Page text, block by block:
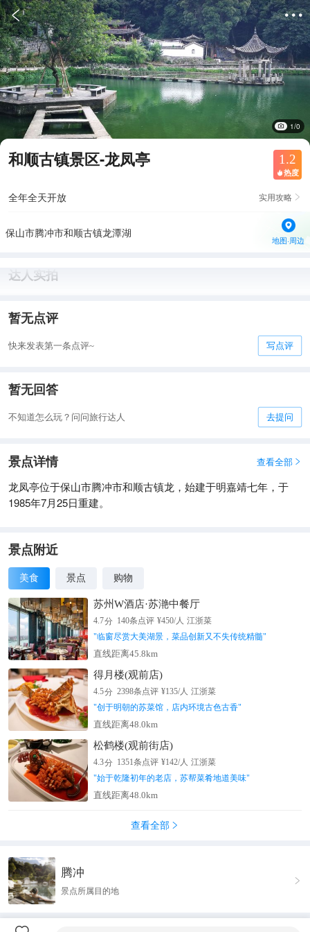
 
1/0
和顺古镇景区-龙凤亭 1.2
 热度
全年全天开放 实用攻略 
保山市腾冲市和顺古镇龙潭湖
地图·周边
达人实拍
暂无点评
快来发表第一条点评~ 写点评
暂无回答
不知道怎么玩？问问旅行达人 去提问
景点详情 查看全部 
龙凤亭位于保山市腾冲市和顺古镇龙，始建于明嘉靖七年，于
1985年7月25日重建。
景点附近
美食 景点 购物
苏州W酒店·苏滟中餐厅
4.7分 140条点评 ¥450/人 江浙菜
"临窗尽赏大美湖景，菜品创新又不失传统精髓"
直线距离45.8km
得月楼(观前店)
4.5分 2398条点评 ¥135/人 江浙菜
"创于明朝的苏菜馆，店内环境古色古香"
直线距离48.0km
松鹤楼(观前街店)
4.3分 1351条点评 ¥142/人 江浙菜
"始于乾隆初年的老店，苏帮菜肴地道美味"
直线距离48.0km
查看全部 
腾冲
景点所属目的地
